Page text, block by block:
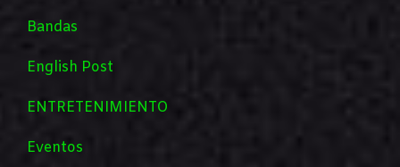
Bandas
English Post
ENTRETENIMIENTO
Eventos